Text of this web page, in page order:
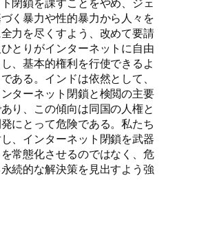
く暴力や性的暴力から人々を
力を尽くすよう、改めて要請
とりがインターネットに自由
、基本的権利を行使できるよ
ある。インドは依然として、
ターネット閉鎖と検閲の主要
り、この傾向は同国の人権と
にとって危険である。私たち
、インターネット閉鎖を武器
常態化させるのではなく、危
続的な解決策を見出すよう強